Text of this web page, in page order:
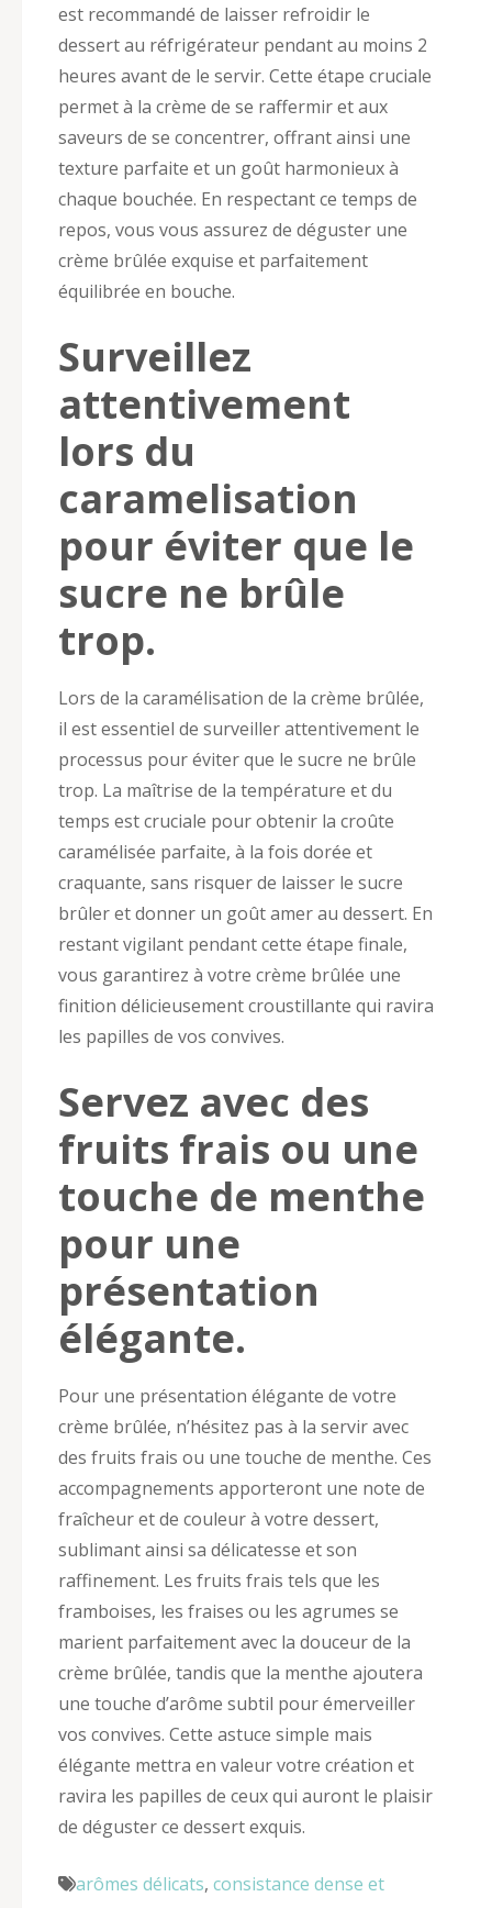
est recommandé de laisser refroidir le
dessert au réfrigérateur pendant au moins 2
heures avant de le servir. Cette étape cruciale
permet à la crème de se raffermir et aux
saveurs de se concentrer, offrant ainsi une
texture parfaite et un goût harmonieux à
chaque bouchée. En respectant ce temps de
repos, vous vous assurez de déguster une
crème brûlée exquise et parfaitement
équilibrée en bouche.
Surveillez
attentivement
lors du
caramelisation
pour éviter que le
sucre ne brûle
trop.
Lors de la caramélisation de la crème brûlée,
il est essentiel de surveiller attentivement le
processus pour éviter que le sucre ne brûle
trop. La maîtrise de la température et du
temps est cruciale pour obtenir la croûte
caramélisée parfaite, à la fois dorée et
craquante, sans risquer de laisser le sucre
brûler et donner un goût amer au dessert. En
restant vigilant pendant cette étape finale,
vous garantirez à votre crème brûlée une
finition délicieusement croustillante qui ravira
les papilles de vos convives.
Servez avec des
fruits frais ou une
touche de menthe
pour une
présentation
élégante.
Pour une présentation élégante de votre
crème brûlée, n’hésitez pas à la servir avec
des fruits frais ou une touche de menthe. Ces
accompagnements apporteront une note de
fraîcheur et de couleur à votre dessert,
sublimant ainsi sa délicatesse et son
raffinement. Les fruits frais tels que les
framboises, les fraises ou les agrumes se
marient parfaitement avec la douceur de la
crème brûlée, tandis que la menthe ajoutera
une touche d’arôme subtil pour émerveiller
vos convives. Cette astuce simple mais
élégante mettra en valeur votre création et
ravira les papilles de ceux qui auront le plaisir
de déguster ce dessert exquis.
arômes délicats, consistance dense et